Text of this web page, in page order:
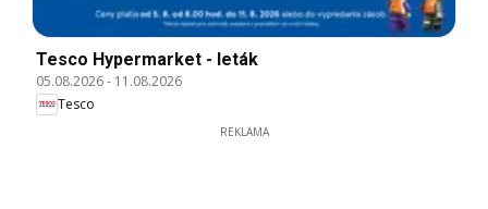
Tesco Hypermarket - leták
05.08.2026- 11.08.2026
Tesco
REKLAMA